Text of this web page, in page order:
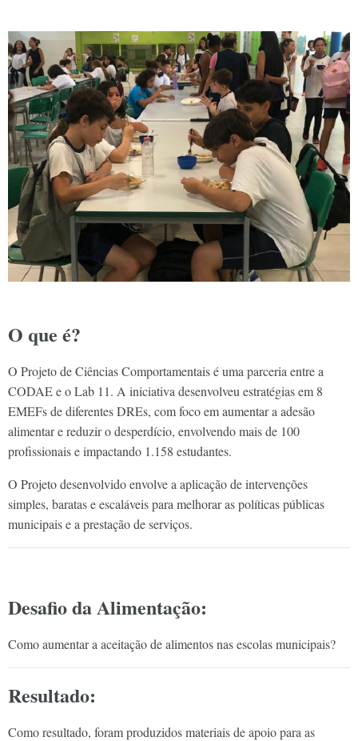
O que é?
O Projeto de Ciências Comportamentais é uma parceria entre a
CODAE e o Lab 11. A iniciativa desenvolveu estratégias em 8
EMEFs de diferentes DREs, com foco em aumentar a adesão
alimentar e reduzir o desperdício, envolvendo mais de 100
profissionais e impactando 1.158 estudantes.
O Projeto desenvolvido envolve a aplicação de intervenções
simples, baratas e escaláveis para melhorar as políticas públicas
municipais e a prestação de serviços.
Desafio da Alimentação:
Como aumentar a aceitação de alimentos nas escolas municipais?
Resultado:
Como resultado, foram produzidos materiais de apoio para as